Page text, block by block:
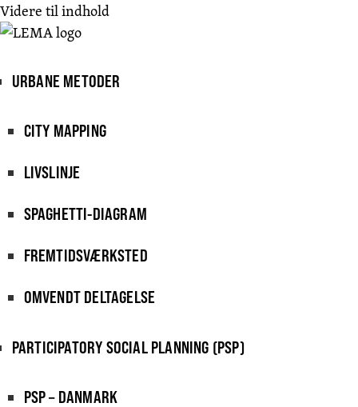
Videre til indhold
URBANE METODER
CITY MAPPING
LIVSLINJE
SPAGHETTI-DIAGRAM
FREMTIDSVÆRKSTED
OMVENDT DELTAGELSE
PARTICIPATORY SOCIAL PLANNING (PSP)
PSP – DANMARK